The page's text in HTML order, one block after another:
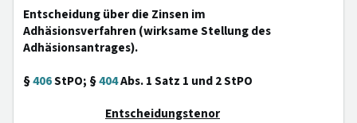
Entscheidung über die Zinsen im
Adhäsionsverfahren (wirksame Stellung des
Adhäsionsantrages).
§406StPO; §404Abs. 1 Satz 1 und 2 StPO
Entscheidungstenor